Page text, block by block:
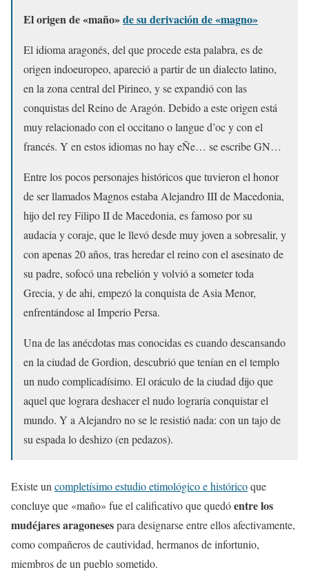
El origen de «maño»de su derivación de «magno»
El idioma aragonés, del que procede esta palabra, es de
origen indoeuropeo, apareció a partir de un dialecto latino,
en la zona central del Pirineo, y se expandió con las
conquistas del Reino de Aragón. Debido a este origen está
muy relacionado con el occitano o langue d’oc y con el
francés. Y en estos idiomas no hay eÑe… se escribe GN…
Entre los pocos personajes históricos que tuvieron el honor
de ser llamados Magnos estaba Alejandro III de Macedonia,
hijo del rey Filipo II de Macedonia, es famoso por su
audacia y coraje, que le llevó desde muy joven a sobresalir, y
con apenas 20 años, tras heredar el reino con el asesinato de
su padre, sofocó una rebelión y volvió a someter toda
Grecia, y de ahi, empezó la conquista de Asia Menor,
enfrentándose al Imperio Persa.
Una de las anécdotas mas conocidas es cuando descansando
en la ciudad de Gordion, descubrió que tenían en el templo
un nudo complicadísimo. El oráculo de la ciudad dijo que
aquel que lograra deshacer el nudo lograría conquistar el
mundo. Y a Alejandro no se le resistió nada: con un tajo de
su espada lo deshizo (en pedazos).
Existe uncompletísimo estudio etimológico e históricoque
concluye que «maño» fue el calificativo que quedóentre los
mudéjares aragonesespara designarse entre ellos afectivamente,
como compañeros de cautividad, hermanos de infortunio,
miembros de un pueblo sometido.